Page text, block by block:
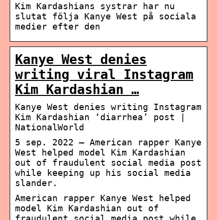
Kim Kardashians systrar har nu
slutat följa Kanye West på sociala
medier efter den
Kanye West denies
writing viral Instagram
Kim Kardashian …
Kanye West denies writing Instagram
Kim Kardashian ‘diarrhea’ post |
NationalWorld
5 sep. 2022 — American rapper Kanye
West helped model Kim Kardashian
out of fraudulent social media post
while keeping up his social media
slander.
American rapper Kanye West helped
model Kim Kardashian out of